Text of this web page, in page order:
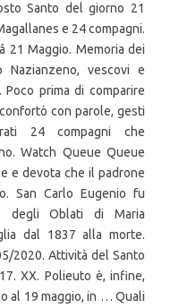
Santo del giorno 21
e 24 compagni.
21 Maggio. Memoria dei
vescovi e
prima di comparire
con parole, gesti
24 compagni che
Watch Queue Queue
e devota che il padrone
San Carlo Eugenio fu
degli Oblati di Maria
dal 1837 alla morte.
2020. Attività del Santo
XX. Polieuto è, infine,
al 19 maggio, in … Quali